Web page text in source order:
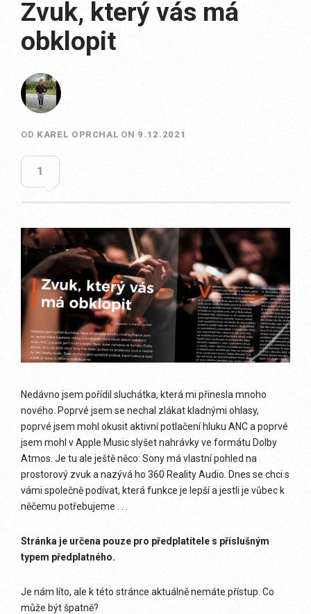
Zvuk, který vás má
obklopit
OD KAREL OPRCHAL ON 9.12.2021
1
Nedávno jsem pořídil sluchátka, která mi přinesla mnoho
nového. Poprvé jsem se nechal zlákat kladnými ohlasy,
poprvé jsem mohl okusit aktivní potlačení hluku ANC a poprvé
jsem mohl v Apple Music slyšet nahrávky ve formátu Dolby
Atmos. Je tu ale ještě něco: Sony má vlastní pohled na
prostorový zvuk a nazývá ho 360 Reality Audio. Dnes se chci s
vámi společně podívat, která funkce je lepší a jestli je vůbec k
něčemu potřebujeme . . .
Stránka je určena pouze pro předplatitele s příslušným
typem předplatného.
Je nám líto, ale k této stránce aktuálně nemáte přístup. Co
může být špatně?